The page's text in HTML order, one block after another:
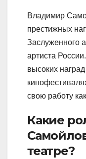
Владимир
престижных
Заслуженного
артиста
высоких
свою работу
Какие
театре?